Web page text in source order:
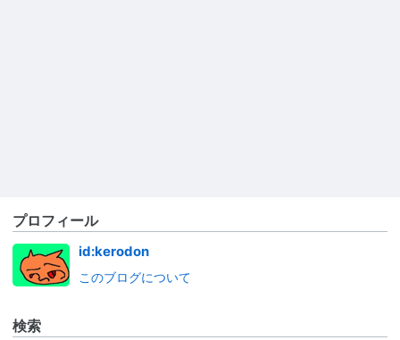
プロフィール
id:kerodon
このブログについて
検索